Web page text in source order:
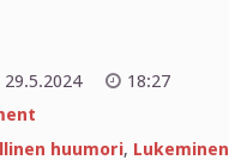
29.5.2024
18:27
tärkeää
huumori, Lukeminen